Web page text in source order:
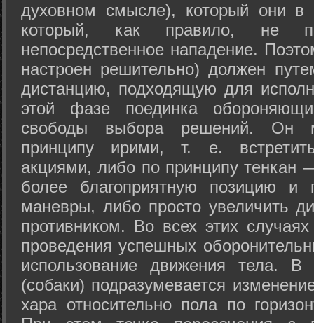
духовном смысле), который они в
который, как правило, не
непосредственное нападение.
настроен решительно) должен
дистанцию, подходящую для
этой фазе поединка
свободы выбора решений. Он
принципу ирими, т. е.
акциями, либо по принципу тенкан
более благоприятную позицию и
маневры, либо просто увеличить
противником. Во всех этих
проведения успешных
использование движения тела.
(собаки) подразумевается
хара относительно пола по